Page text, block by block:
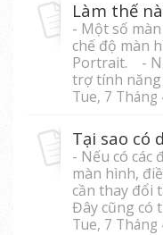
- Một số
chế độ màn
Portrait. -
trợ tính năng
Tue, 7 Tháng
- Nếu có các
màn hình,
cần thay đổi
Đây cũng có
Tue, 7 Tháng